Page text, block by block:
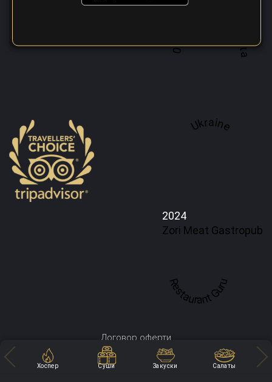
Хоспер Суши Закуски Салаты
A top 100 best steaks restaurant in
Ukraine
2024
Zori Meat Gastropub
Restaurant Guru
Договор оферти
Политика конфиденциальности
Доставка и оплата